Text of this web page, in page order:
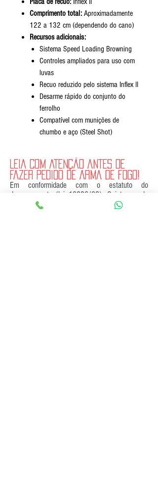
Comprimento total: Aproximadamente
122 a 132 cm (dependendo do cano)
Recursos adicionais:
Sistema Speed Loading Browning
Controles ampliados para uso com
luvas
Recuo reduzido pelo sistema Inflex II
Desarme rápido do conjunto do
ferrolho
Compatível com munições de
chumbo e aço (Steel Shot)
LEIA COM ATENÇÃO ANTES DE
FAZER PEDIDO DE ARMA DE FOGO!
Em conformidade com o estatuto do
desarmamento (lei 10826/03). O interessado
deverá obter AUTORIZAÇÃO PARA AQUISIÇÃO